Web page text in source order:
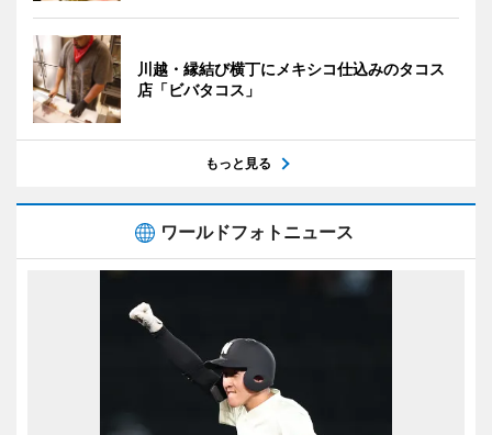
川越・縁結び横丁にメキシコ仕込みのタコス
店「ビバタコス」
もっと見る
ワールドフォトニュース